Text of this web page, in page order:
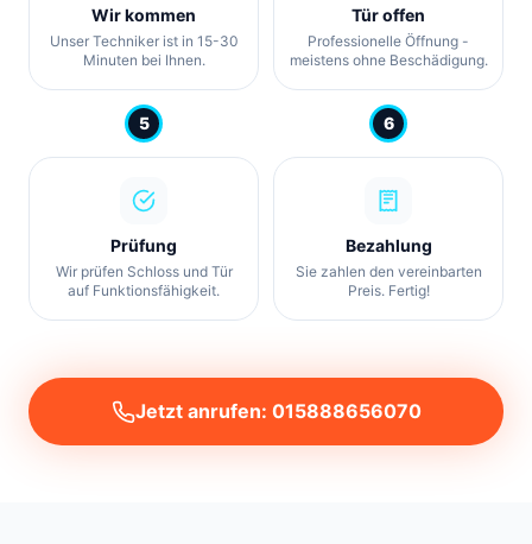
Wir kommen
Unser Techniker ist in 15-30
Minuten bei Ihnen.
Tür offen
Professionelle Öffnung -
meistens ohne Beschädigung.
5
Prüfung
Wir prüfen Schloss und Tür
auf Funktionsfähigkeit.
6
Bezahlung
Sie zahlen den vereinbarten
Preis. Fertig!
Jetzt anrufen: 015888656070